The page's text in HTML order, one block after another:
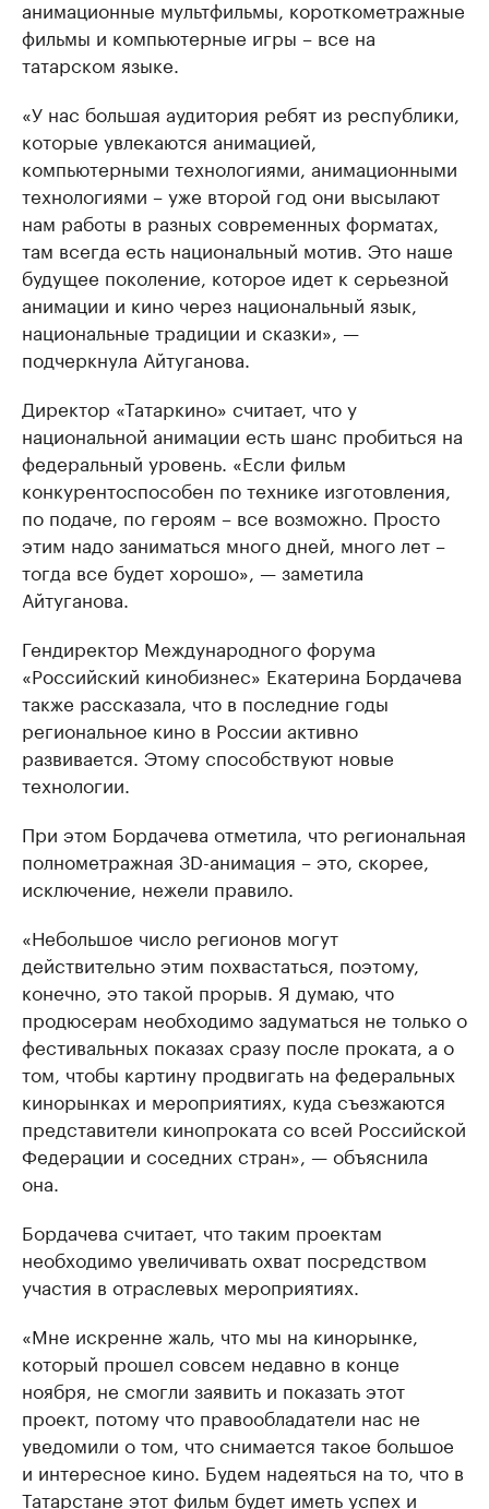
анимационные мультфильмы, короткометражные
фильмы и компьютерные игры – все на
татарском языке.
«У нас большая аудитория ребят из республики,
которые увлекаются анимацией,
компьютерными технологиями, анимационными
технологиями – уже второй год они высылают
нам работы в разных современных форматах,
там всегда есть национальный мотив. Это наше
будущее поколение, которое идет к серьезной
анимации и кино через национальный язык,
национальные традиции и сказки», —
подчеркнула Айтуганова.
Директор «Татаркино» считает, что у
национальной анимации есть шанс пробиться на
федеральный уровень. «Если фильм
конкурентоспособен по технике изготовления,
по подаче, по героям – все возможно. Просто
этим надо заниматься много дней, много лет –
тогда все будет хорошо», — заметила
Айтуганова.
Гендиректор Международного форума
«Российский кинобизнес» Екатерина Бордачева
также рассказала, что в последние годы
региональное кино в России активно
развивается. Этому способствуют новые
технологии.
При этом Бордачева отметила, что региональная
полнометражная 3D-анимация – это, скорее,
исключение, нежели правило.
«Небольшое число регионов могут
действительно этим похвастаться, поэтому,
конечно, это такой прорыв. Я думаю, что
продюсерам необходимо задуматься не только о
фестивальных показах сразу после проката, а о
том, чтобы картину продвигать на федеральных
кинорынках и мероприятиях, куда съезжаются
представители кинопроката со всей Российской
Федерации и соседних стран», — объяснила
она.
Бордачева считает, что таким проектам
необходимо увеличивать охват посредством
участия в отраслевых мероприятиях.
«Мне искренне жаль, что мы на кинорынке,
который прошел совсем недавно в конце
ноября, не смогли заявить и показать этот
проект, потому что правообладатели нас не
уведомили о том, что снимается такое большое
и интересное кино. Будем надеяться на то, что в
Татарстане этот фильм будет иметь успех и